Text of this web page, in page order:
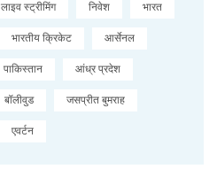
लाइव स्ट्रीमिंग निवेश भारत
भारतीय क्रिकेट आर्सेनल
पाकिस्तान आंध्र प्रदेश
बॉलीवुड जसप्रीत बुमराह
एवर्टन